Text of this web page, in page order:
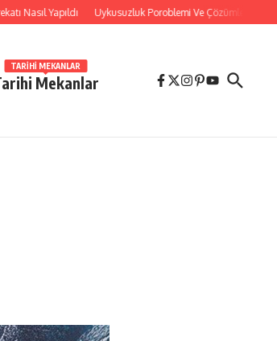
Yapıldı Uykusuzluk Poroblemi Ve Çözümleri Hakkında
Mekanlar
TARIHI MEKANLAR